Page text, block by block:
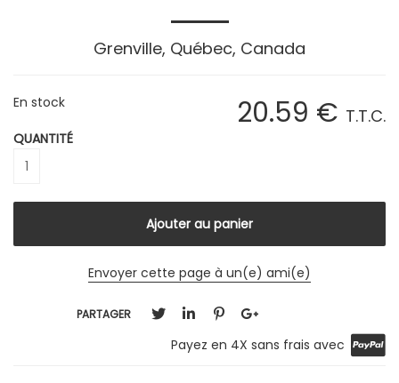
Grenville, Québec, Canada
20.59 € T.T.C.
En stock
QUANTITÉ
Envoyer cette page à un(e) ami(e)
PARTAGER
Payez en 4X sans frais avec